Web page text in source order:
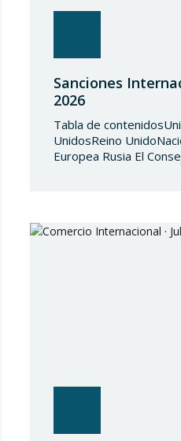
Sanciones
2026
Tabla de
UnidosReino
Europea Rusia El
(UE) 2018/1542